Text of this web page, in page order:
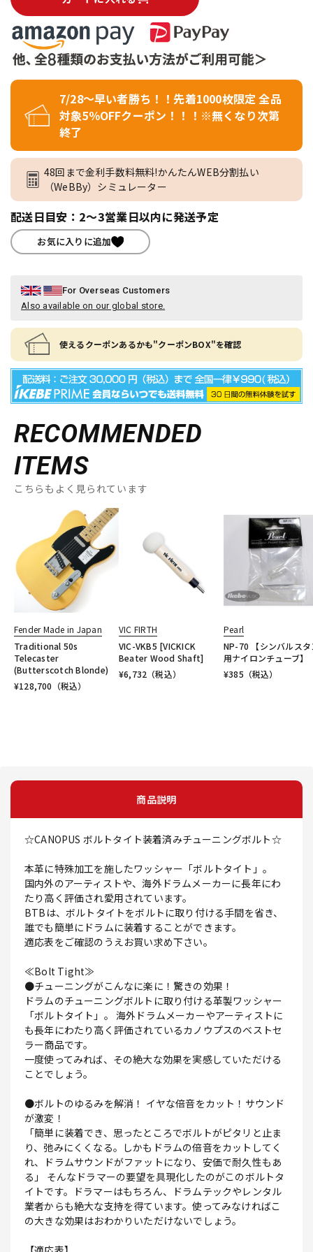
7/28～早い者勝ち！！先着1000枚限定 全品
対象5％OFFクーポン！！！※無くなり次第
終了
48回まで金利手数料無料!かんたんWEB分割払い
（WeBBy）シミュレーター
配送日目安：2～3営業日以内に発送予定
お気に入りに追加
For Overseas Customers
Also available on our global store.
使えるクーポンあるかも"クーポンBOX"を確認
RECOMMENDED
ITEMS
こちらもよく見られています
Fender Made in Japan
Traditional 50s
Telecaster
(Butterscotch Blonde)
¥128,700 （税込）
VIC FIRTH
VIC-VKB5 [VICKICK
Beater Wood Shaft]
¥6,732 （税込）
Pearl
NP-70 【シンバルスタ
用ナイロンチューブ】
¥385 （税込）
商品説明
☆CANOPUS ボルトタイト装着済みチューニングボルト☆
本革に特殊加工を施したワッシャー「ボルトタイト」。
国内外のアーティストや、海外ドラムメーカーに長年にわ
たり高く評価され愛用されています。
BTBは、ボルトタイトをボルトに取り付ける手間を省き、
誰でも簡単にドラムに装着することができます。
適応表をご確認のうえお買い求め下さい。
≪Bolt Tight≫
●チューニングがこんなに楽に！驚きの効果！
ドラムのチューニングボルトに取り付ける革製ワッシャー
「ボルトタイト」。 海外ドラムメーカーやアーティストに
も長年にわたり高く評価されているカノウプスのベストセ
ラー商品です。
一度使ってみれば、その絶大な効果を実感していただける
ことでしょう。
●ボルトのゆるみを解消！ イヤな倍音をカット！サウンド
が激変！
「簡単に装着でき、思ったところでボルトがピタリと止ま
り、弛みにくくなる。しかもドラムの倍音をカットしてく
れ、ドラムサウンドがファットになり、安価で耐久性もあ
る」 そんなドラマーの要望を具現化したのがこのボルトタ
イトです。ドラマーはもちろん、ドラムテックやレンタル
業者からも絶大な支持を得ています。使ってみなければこ
の大きな効果はおわかりいただけないでしょう。